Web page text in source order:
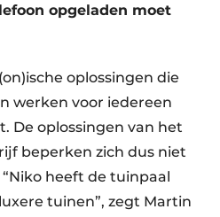
opgeladen moet
oplossingen die
werken voor iedereen
De oplossingen van het
beperken zich dus niet
heeft de tuinpaal
tuinen”, zegt Martin